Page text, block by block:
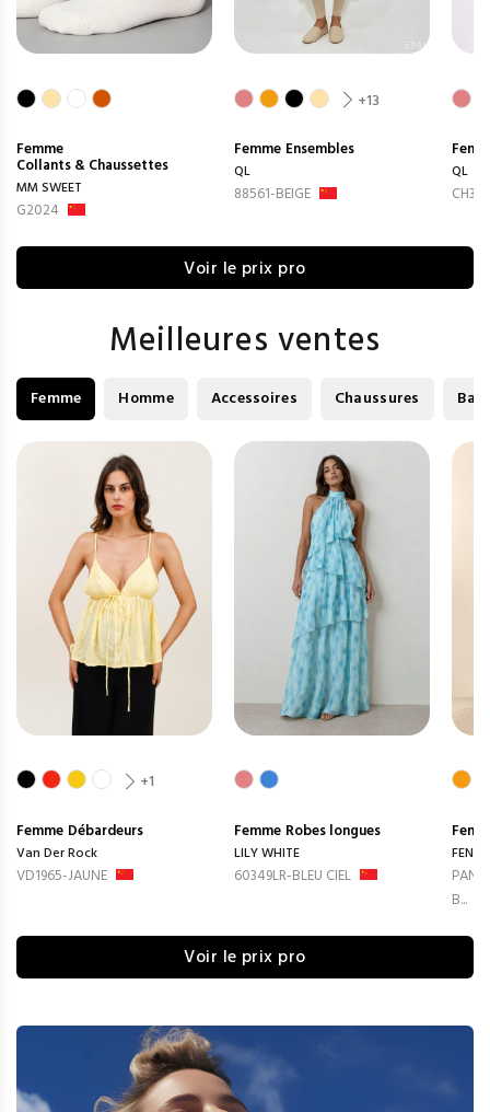
Femme
Collants & Chaussettes
MM SWEET
G2024
+13
Femme Ensembles
QL
88561-BEIGE
QL
Voir le prix pro
Meilleures ventes
Femme Homme Accessoires Chaussures
+1
Femme Débardeurs
Van Der Rock
VD1965-JAUNE
Femme Robes longues
LILY WHITE
60349LR-BLEU CIEL
B...
Voir le prix pro